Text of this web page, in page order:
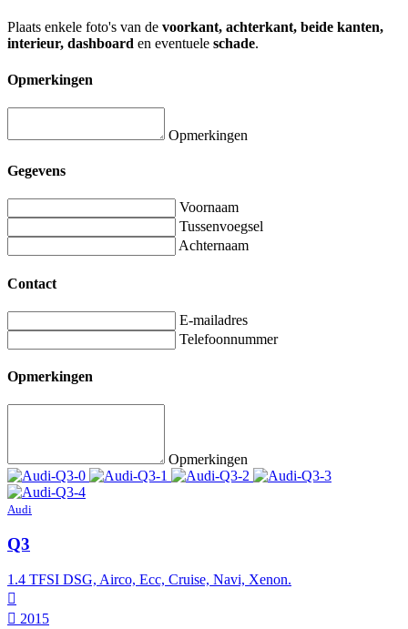
Plaats enkele foto's van de voorkant, achterkant, beide kanten,
interieur, dashboard en eventuele schade.
Opmerkingen
Opmerkingen
Gegevens
Voornaam
Tussenvoegsel
Achternaam
Contact
E-mailadres
Telefoonnummer
Opmerkingen
Opmerkingen
Audi
Q3
1.4 TFSI DSG, Airco, Ecc, Cruise, Navi, Xenon.
2015